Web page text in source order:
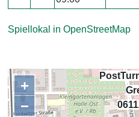
Spiellokal in OpenStreetMap
+
−
,